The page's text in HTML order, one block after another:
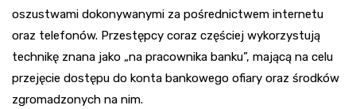
oszustwami dokonywanymi za pośrednictwem internetu
oraz telefonów. Przestępcy coraz częściej wykorzystują
technikę znana jako „na pracownika banku”, mającą na celu
przejęcie dostępu do konta bankowego ofiary oraz środków
zgromadzonych na nim.